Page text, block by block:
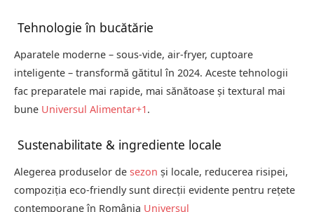
Tehnologie în bucătărie
Aparatele moderne – sous-vide, air-fryer, cuptoare
inteligente – transformă gătitul în 2024. Aceste tehnologii
fac preparatele mai rapide, mai sănătoase și textural mai
bune Universul Alimentar+1 .
Sustena­bilitate & ingrediente locale
Alegerea produselor de sezon și locale, reducerea risipei,
compoziția eco-friendly sunt direcții evidente pentru rețete
contemporane în România Universul